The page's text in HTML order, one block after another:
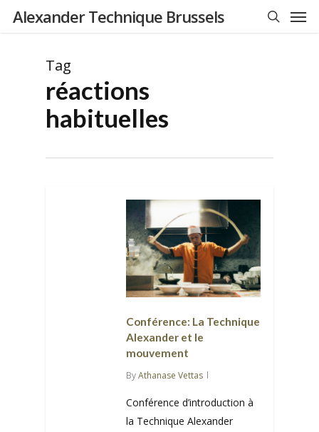
SkipAlexander Technique Brussels
Tag
réactions
habituelles
Conférence: La Technique
Alexander et le
mouvement
ByAthanase Vettas
Conférence d’introduction à
la Technique Alexander